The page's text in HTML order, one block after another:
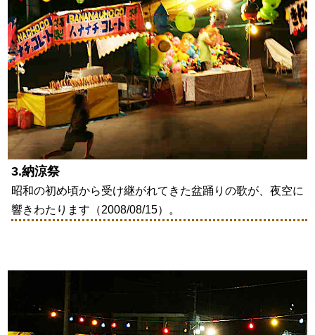
3.納涼祭
昭和の初め頃から受け継がれてきた盆踊りの歌が、夜空に
響きわたります（2008/08/15）。